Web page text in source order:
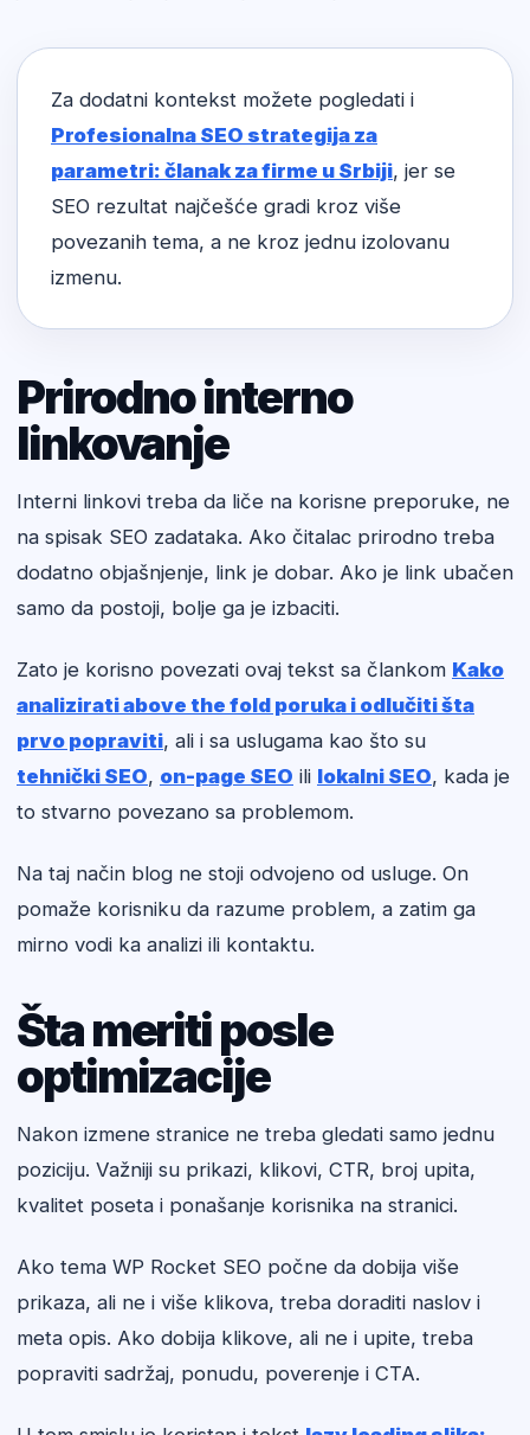
Za dodatni kontekst možete pogledati i
Profesionalna SEO strategija za
parametri: članak za firme u Srbiji, jer se
SEO rezultat najčešće gradi kroz više
povezanih tema, a ne kroz jednu izolovanu
izmenu.
Prirodno interno
linkovanje
Interni linkovi treba da liče na korisne preporuke, ne
na spisak SEO zadataka. Ako čitalac prirodno treba
dodatno objašnjenje, link je dobar. Ako je link ubačen
samo da postoji, bolje ga je izbaciti.
Zato je korisno povezati ovaj tekst sa člankom Kako
analizirati above the fold poruka i odlučiti šta
prvo popraviti, ali i sa uslugama kao što su
tehnički SEO, on-page SEO ili lokalni SEO, kada je
to stvarno povezano sa problemom.
Na taj način blog ne stoji odvojeno od usluge. On
pomaže korisniku da razume problem, a zatim ga
mirno vodi ka analizi ili kontaktu.
Šta meriti posle
optimizacije
Nakon izmene stranice ne treba gledati samo jednu
poziciju. Važniji su prikazi, klikovi, CTR, broj upita,
kvalitet poseta i ponašanje korisnika na stranici.
Ako tema WP Rocket SEO počne da dobija više
prikaza, ali ne i više klikova, treba doraditi naslov i
meta opis. Ako dobija klikove, ali ne i upite, treba
popraviti sadržaj, ponudu, poverenje i CTA.